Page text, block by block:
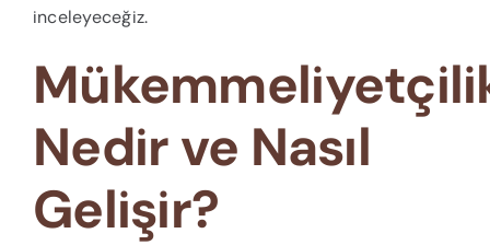
inceleyeceğiz.
Nedir ve Nasıl
Gelişir?